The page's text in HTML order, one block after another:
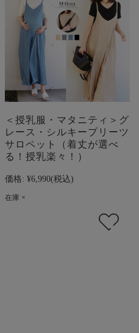
＜授乳服・マタニティ＞グ
レース・シルキープリーツ
サロペット（着丈が選べ
る！授乳楽々！）
価格: ¥6,990(税込)
在庫 ×